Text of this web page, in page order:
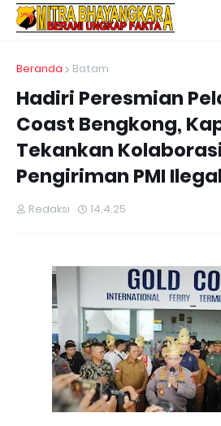
Beranda Batam
Hadiri Peresmian
Coast Bengkong,
Tekankan
Pengiriman PMI Ilegal
Redaksi 14.4.25